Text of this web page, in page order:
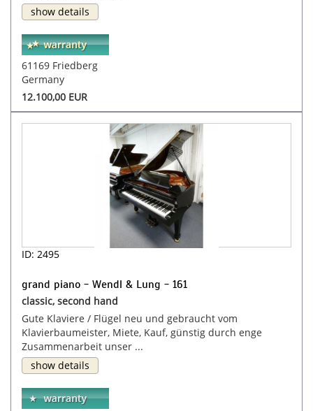
show details
61169 Friedberg
Germany
12.100,00 EUR
ID: 2495
grand piano - Wendl & Lung - 161
classic, second hand
Gute Klaviere / Flügel neu und gebraucht vom
Klavierbaumeister, Miete, Kauf, günstig durch enge
Zusammenarbeit unser ...
show details